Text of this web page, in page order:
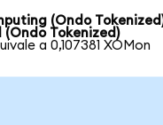
(Ondo
(Ondo Tokenized)
a 0,107381 XOMon